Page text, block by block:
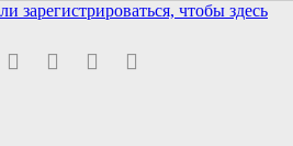
зарегистрироваться, чтобы здесь
PinterestWhatsAppЭлектронная почта